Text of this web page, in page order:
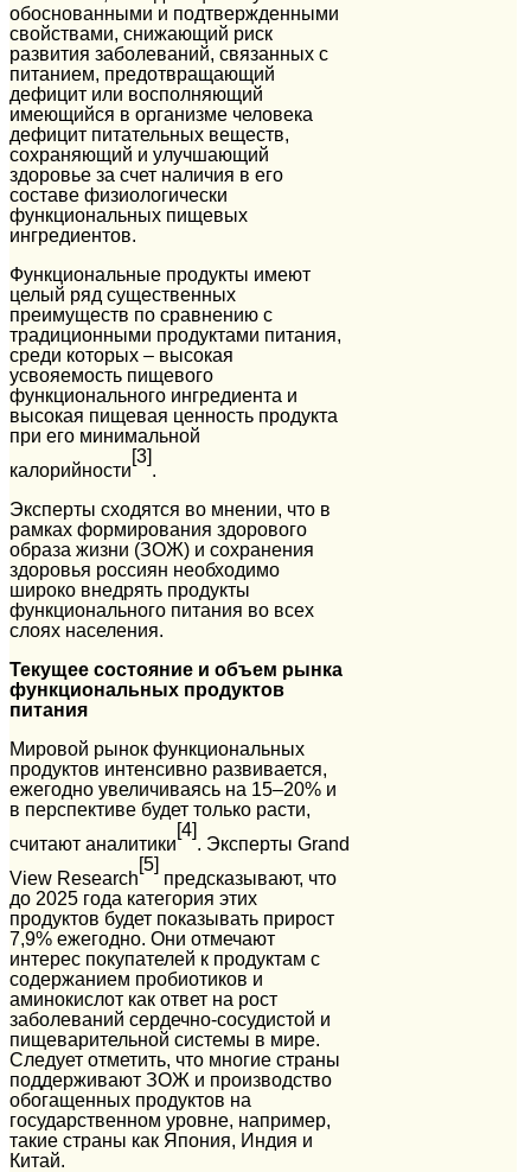
обоснованными и подтвержденными
свойствами, снижающий риск
развития заболеваний, связанных с
питанием, предотвращающий
дефицит или восполняющий
имеющийся в организме человека
дефицит питательных веществ,
сохраняющий и улучшающий
здоровье за счет наличия в его
составе физиологически
функциональных пищевых
ингредиентов.
Функциональные продукты имеют
целый ряд существенных
преимуществ по сравнению с
традиционными продуктами питания,
среди которых – высокая
усвояемость пищевого
функционального ингредиента и
высокая пищевая ценность продукта
при его минимальной
калорийности
[3]
.
Эксперты сходятся во мнении, что в
рамках формирования здорового
образа жизни (ЗОЖ) и сохранения
здоровья россиян необходимо
широко внедрять продукты
функционального питания во всех
слоях населения.
Текущее состояние и объем рынка
функциональных продуктов
питания
Мировой рынок функциональных
продуктов интенсивно развивается,
ежегодно увеличиваясь на 15–20% и
в перспективе будет только расти,
считают аналитики
[4]
. Эксперты Grand
View Research
[5]
предсказывают, что
до 2025 года категория этих
продуктов будет показывать прирост
7,9% ежегодно. Они отмечают
интерес покупателей к продуктам с
содержанием пробиотиков и
аминокислот как ответ на рост
заболеваний сердечно-сосудистой и
пищеварительной системы в мире.
Следует отметить, что многие страны
поддерживают ЗОЖ и производство
обогащенных продуктов на
государственном уровне, например,
такие страны как Япония, Индия и
Китай.